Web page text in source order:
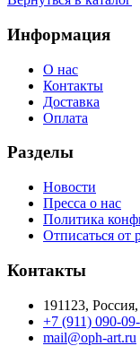
Информация
О нас
Контакты
Доставка
Оплата
Разделы
Новости
Пресса о нас
Политика
Отписаться от
Контакты
191123,
+7 (911) 090-
mail@oph-art.ru